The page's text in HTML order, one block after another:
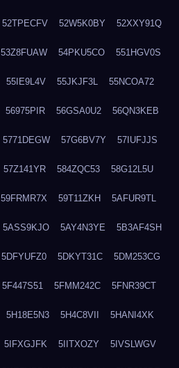
52TPECFV 52W5K0BY 52XXY91Q
53Z8FUAW 54PKU5CO 551HGV0S
55IE9L4V 55JKJF3L 55NCOA72
56975PIR 56GSA0U2 56QN3KEB
5771DEGW 57G6BV7Y 57IUFJJS
57Z141YR 584ZQC53 58G12L5U
59FRMR7X 59T11ZKH 5AFUR9TL
5ASS9KJO 5AY4N3YE 5B3AF4SH
5DFYUFZ0 5DKYT31C 5DM253CG
5F447S51 5FMM242C 5FNR39CT
5H18E5N3 5H4C8VII 5HANI4XK
5IFXGJFK 5IITXOZY 5IVSLWGV